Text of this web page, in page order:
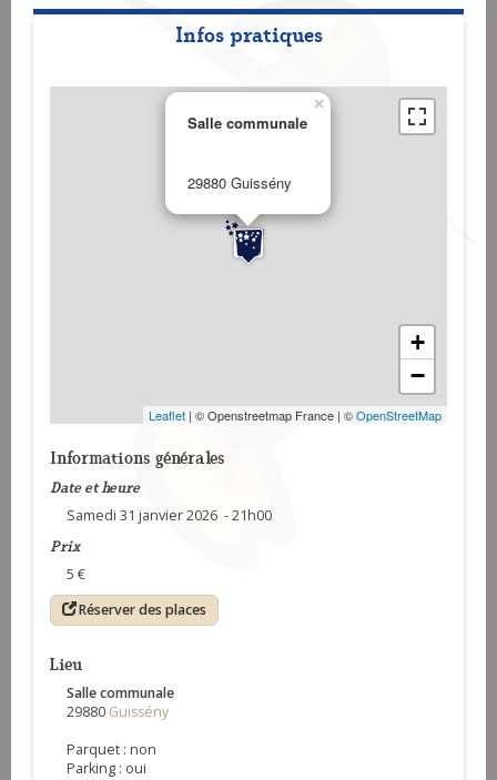
Infos pratiques
Salle communale
29880 Guissény
×
+
−
Leaflet | © Openstreetmap France | ©OpenStreetMap
Informations générales
Date et heure
Samedi 31 janvier 2026 - 21h00
Prix
5 €
Réserver des places
Lieu
Salle communale
29880 Guissény
Parquet : non
Parking : oui